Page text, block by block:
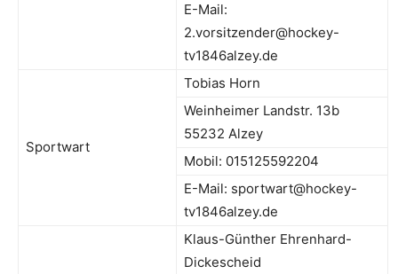
E-Mail:
2.vorsitzender@hockey-
tv1846alzey.de
Sportwart
Tobias Horn
Weinheimer Landstr. 13b
55232 Alzey
Mobil: 015125592204
E-Mail: sportwart@hockey-
tv1846alzey.de
Klaus-Günther Ehrenhard-
Dickescheid